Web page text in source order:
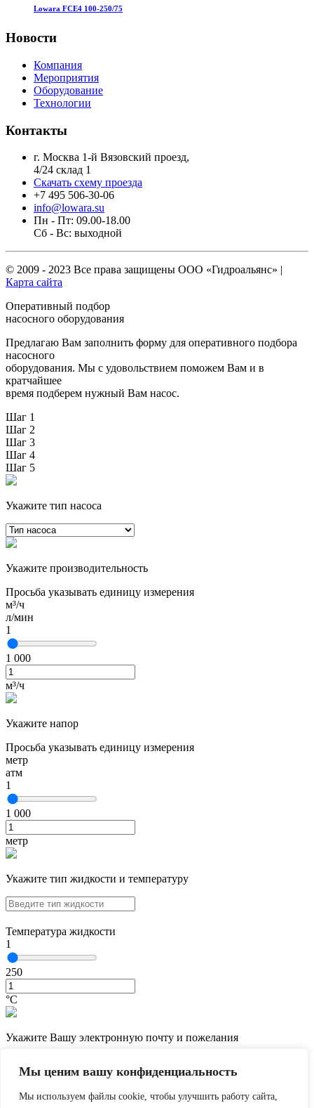
Мы ценим вашу конфиденциальность
Мы используем файлы cookie, чтобы улучшить работу сайта,
Lowara FCE4 100-250/75
Новости
Компания
Мероприятия
Оборудование
Технологии
Контакты
г. Москва 1-й Вязовский проезд,
4/24 склад 1
Скачать схему проезда
+7 495 506-30-06
info@lowara.su
Пн - Пт: 09.00-18.00
Сб - Вс: выходной
© 2009 - 2023 Все права защищены ООО «Гидроальянс» |
Карта сайта
Оперативный подбор
насосного оборудования
Предлагаю Вам заполнить форму для оперативного подбора
насосного
оборудования. Мы с удовольствием поможем Вам и в
кратчайшее
время подберем нужный Вам насос.
Шаг 1
Шаг 2
Шаг 3
Шаг 4
Шаг 5
Укажите тип насоса
Укажите производительность
Просьба указывать единицу измерения
м³/ч
л/мин
1
1 000
м³/ч
Укажите напор
Просьба указывать единицу измерения
метр
атм
1
1 000
метр
Укажите тип жидкости и температуру
Температура жидкости
1
250
°С
Укажите Вашу электронную почту и пожелания